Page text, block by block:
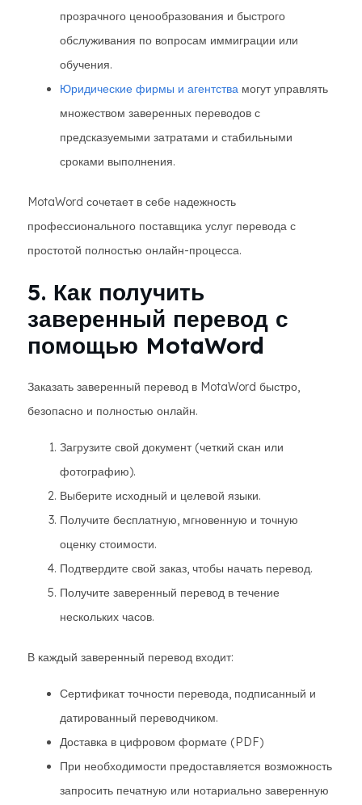
прозрачного ценообразования и быстрого
обслуживания по вопросам иммиграции или
обучения.
Юридические фирмы и агентства могут управлять
множеством заверенных переводов с
предсказуемыми затратами и стабильными
сроками выполнения.
MotaWord сочетает в себе надежность
профессионального поставщика услуг перевода с
простотой полностью онлайн-процесса.
5. Как получить
заверенный перевод с
помощью MotaWord
Заказать заверенный перевод в MotaWord быстро,
безопасно и полностью онлайн.
Загрузите свой документ (четкий скан или
фотографию).
Выберите исходный и целевой языки.
Получите бесплатную, мгновенную и точную
оценку стоимости.
Подтвердите свой заказ, чтобы начать перевод.
Получите заверенный перевод в течение
нескольких часов.
В каждый заверенный перевод входит:
Сертификат точности перевода, подписанный и
датированный переводчиком.
Доставка в цифровом формате (PDF)
При необходимости предоставляется возможность
запросить печатную или нотариально заверенную